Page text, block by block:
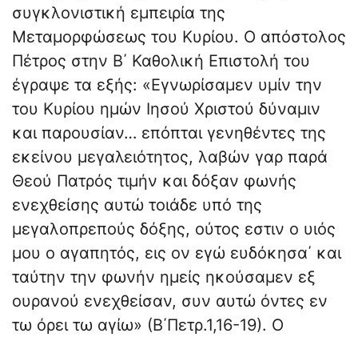
συγκλονιστική εμπειρία της
Μεταμορφώσεως του Κυρίου. Ο απόστολος
Πέτρος στην Β΄ Καθολική Επιστολή του
έγραψε τα εξής: «Εγνωρίσαμεν υμίν την
του Κυρίου ημών Ιησού Χριστού δύναμιν
και παρουσίαν… επόπται γενηθέντες της
εκείνου μεγαλειότητος, λαβών γαρ παρά
Θεού Πατρός τιμήν και δόξαν φωνής
ενεχθείσης αυτώ τοιάδε υπό της
μεγαλοπρεπούς δόξης, ούτος εστιν ο υιός
μου ο αγαπητός, εις ον εγώ ευδόκησα΄ και
ταύτην την φωνήν ημείς ηκούσαμεν εξ
ουρανού ενεχθείσαν, συν αυτώ όντες εν
τω όρει τω αγίω» (Β΄Πετρ.1,16-19). Ο